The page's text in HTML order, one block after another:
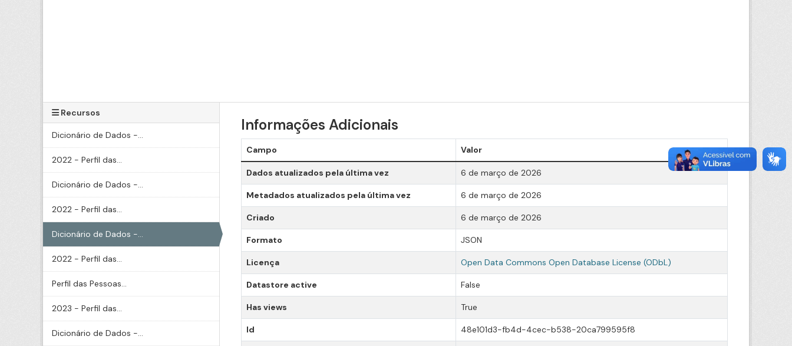
Recursos
Dicionário de Dados -...
2022 - Perfil das...
Dicionário de Dados -...
2022 - Perfil das...
Dicionário de Dados -...
2022 - Perfil das...
Perfil das Pessoas...
2023 - Perfil das...
Dicionário de Dados -...
Informações Adicionais
Campo Valor
Dados atualizados pela última vez 6 de março de 2026
Metadados atualizados pela última vez 6 de março de 2026
Criado 6 de março de 2026
Formato JSON
Licença Open Data Commons Open Database License (ODbL)
Datastore active False
Has views True
Id 48e101d3-fb4d-4cec-b538-20ca799595f8